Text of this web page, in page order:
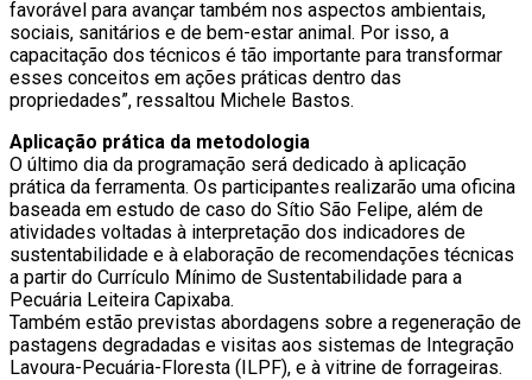
favorável para avançar também nos aspectos ambientais,
sociais, sanitários e de bem-estar animal. Por isso, a
capacitação dos técnicos é tão importante para transformar
esses conceitos em ações práticas dentro das
propriedades”, ressaltou Michele Bastos.
Aplicação prática da metodologia
O último dia da programação será dedicado à aplicação
prática da ferramenta. Os participantes realizarão uma oficina
baseada em estudo de caso do Sítio São Felipe, além de
atividades voltadas à interpretação dos indicadores de
sustentabilidade e à elaboração de recomendações técnicas
a partir do Currículo Mínimo de Sustentabilidade para a
Pecuária Leiteira Capixaba.
Também estão previstas abordagens sobre a regeneração de
pastagens degradadas e visitas aos sistemas de Integração
Lavoura-Pecuária-Floresta (ILPF), e à vitrine de forrageiras.